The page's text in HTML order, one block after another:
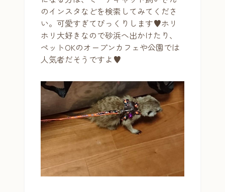
のインスタなどを検索してみてくださ
い。可愛すぎてびっくりします♥ホリ
ホリ大好きなので砂浜へ出かけたり、
ペットOKのオープンカフェや公園では
人気者だそうですよ♥